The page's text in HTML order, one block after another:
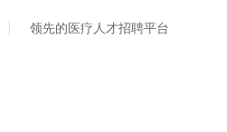
领先的医疗人才招聘平台